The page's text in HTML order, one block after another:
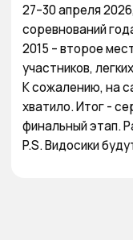
27–30 апреля
соревнований
2015 – второе
участников,
К сожалению, на
хватило. Итог -
финальный этап.
P.S. Видосики